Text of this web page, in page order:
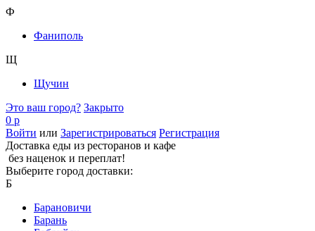
Ф
Фаниполь
Щ
Щучин
Это ваш город? Закрыто
0 р
Войти или Зарегистрироваться Регистрация
Доставка еды из ресторанов и кафе
без наценок и переплат!
Выберите город доставки:
Б
Барановичи
Барань